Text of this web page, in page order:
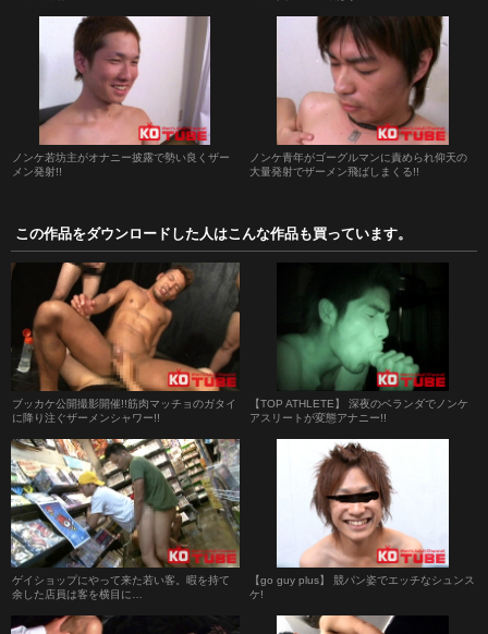
ノンケ若坊主がオナニー披露で勢い良くザー
メン発射!!
ノンケ青年がゴーグルマンに責められ仰天の
大量発射でザーメン飛ばしまくる!!
この作品をダウンロードした人はこんな作品も買っています。
ブッカケ公開撮影開催!!筋肉マッチョのガタイ
に降り注ぐザーメンシャワー!!
【TOP ATHLETE】 深夜のベランダでノンケ
アスリートが変態アナニー!!
ゲイショップにやって来た若い客。暇を持て
余した店員は客を横目に…
【go guy plus】 競パン姿でエッチなシュンス
ケ!